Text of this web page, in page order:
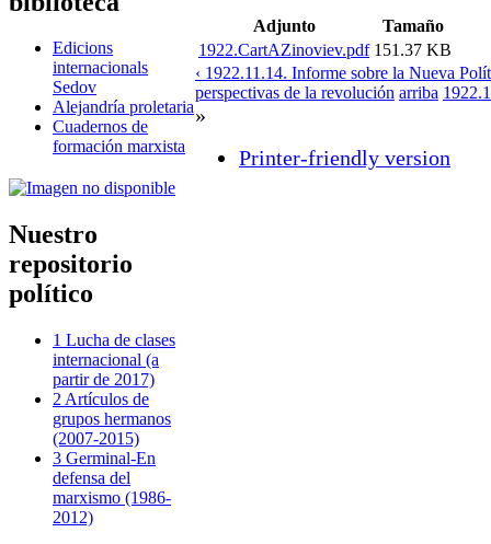
Edicions
internacionals
Sedov
Alejandría proletaria
Cuadernos de
formación marxista
Nuestro
repositorio
político
1 Lucha de clases
internacional (a
partir de 2017)
2 Artículos de
grupos hermanos
(2007-2015)
3 Germinal-En
defensa del
marxismo (1986-
2012)
Adjunto
Tamaño
1922.CartAZinoviev.pdf 151.37 KB
‹ 1922.11.14. Informe sobre la Nueva
perspectivas de la revolución arriba
»
Printer-friendly version